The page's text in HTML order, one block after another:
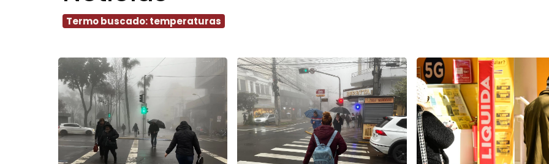
Termo buscado: temperaturas